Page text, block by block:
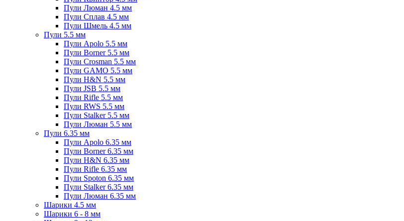
Пули Люман 4.5 мм
Пули Сплав 4.5 мм
Пули Шмель 4.5 мм
Пули 5.5 мм
Пули Apolo 5.5 мм
Пули Borner 5.5 мм
Пули Crosman 5.5 мм
Пули GAMO 5.5 мм
Пули H&N 5.5 мм
Пули JSB 5.5 мм
Пули Rifle 5.5 мм
Пули RWS 5.5 мм
Пули Stalker 5.5 мм
Пули Люман 5.5 мм
Пули 6.35 мм
Пули Apolo 6.35 мм
Пули Borner 6.35 мм
Пули H&N 6.35 мм
Пули Rifle 6.35 мм
Пули Spoton 6.35 мм
Пули Stalker 6.35 мм
Пули Люман 6.35 мм
Шарики 4.5 мм
Шарики 6 - 8 мм